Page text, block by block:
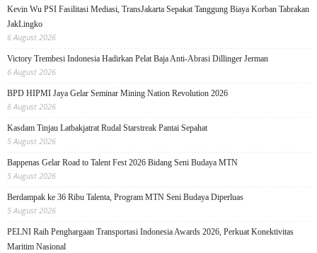
Kevin Wu PSI Fasilitasi Mediasi, TransJakarta Sepakat Tanggung Biaya Korban Tabrakan
JakLingko
6 August 2026
Victory Trembesi Indonesia Hadirkan Pelat Baja Anti-Abrasi Dillinger Jerman
6 August 2026
BPD HIPMI Jaya Gelar Seminar Mining Nation Revolution 2026
6 August 2026
Kasdam Tinjau Latbakjatrat Rudal Starstreak Pantai Sepahat
5 August 2026
Bappenas Gelar Road to Talent Fest 2026 Bidang Seni Budaya MTN
5 August 2026
Berdampak ke 36 Ribu Talenta, Program MTN Seni Budaya Diperluas
5 August 2026
PELNI Raih Penghargaan Transportasi Indonesia Awards 2026, Perkuat Konektivitas
Maritim Nasional